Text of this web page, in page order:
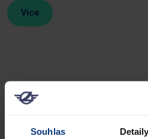
Souhlas Detaily
Více
„
Věříme, že každý